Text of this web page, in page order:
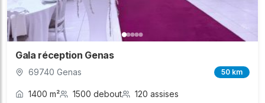
Gala réception Genas
69740 Genas 50 km
1400 m² 1500 debout 120 assises